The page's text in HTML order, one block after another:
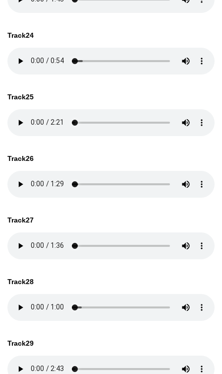
Track24
Track25
Track26
Track27
Track28
Track29